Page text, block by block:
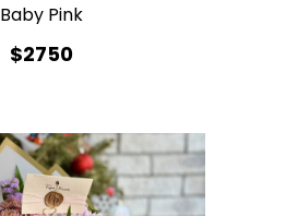
Baby Pink
$2750